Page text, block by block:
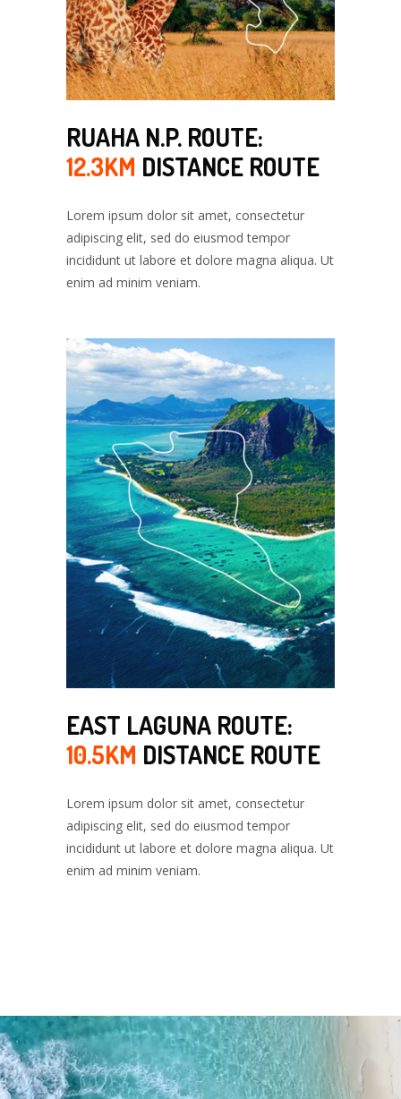
RUAHA N.P. ROUTE:
12.3KM DISTANCE ROUTE
Lorem ipsum dolor sit amet, consectetur
adipiscing elit, sed do eiusmod tempor
incididunt ut labore et dolore magna aliqua. Ut
enim ad minim veniam.
EAST LAGUNA ROUTE:
10.5KM DISTANCE ROUTE
Lorem ipsum dolor sit amet, consectetur
adipiscing elit, sed do eiusmod tempor
incididunt ut labore et dolore magna aliqua. Ut
enim ad minim veniam.